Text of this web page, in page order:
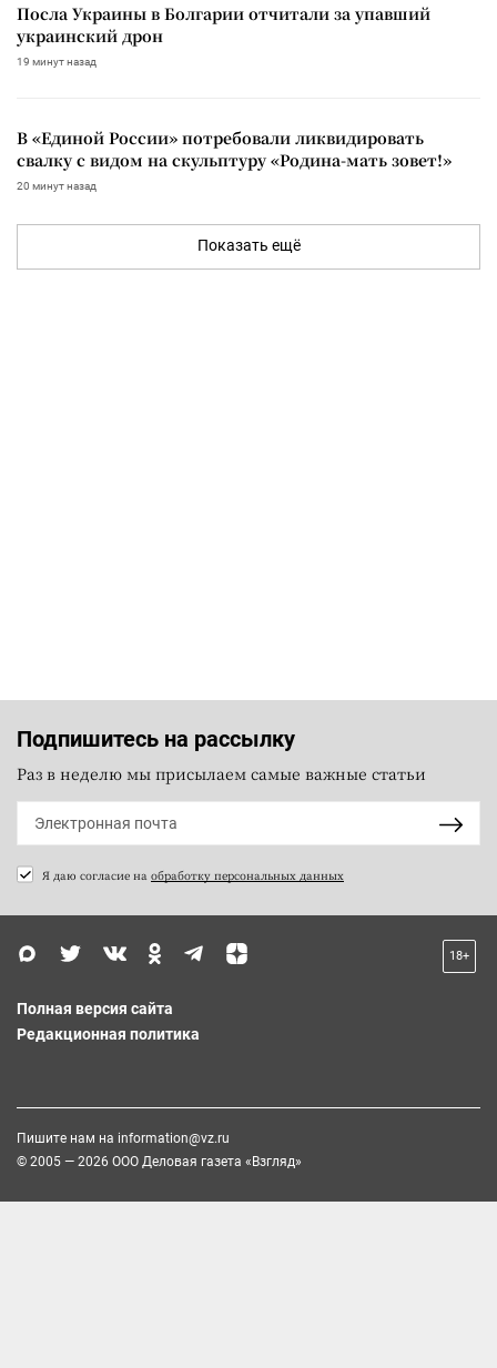
Посла Украины в Болгарии отчитали за упавший
украинский дрон
19 минут назад
В «Единой России» потребовали ликвидировать
свалку с видом на скульптуру «Родина-мать зовет!»
20 минут назад
Показать ещё
Подпишитесь на рассылку
Раз в неделю мы присылаем самые важные статьи
Я даю согласие на обработку персональных данных
18+
Полная версия сайта
Редакционная политика
Пишите нам на information@vz.ru
© 2005 — 2026 ООО Деловая газета «Взгляд»